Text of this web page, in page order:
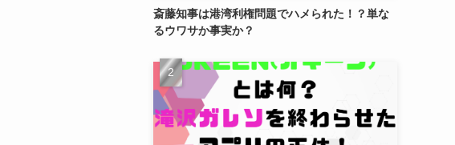
斎藤知事は港湾利権問題でハメられた！？単な
るウワサか事実か？